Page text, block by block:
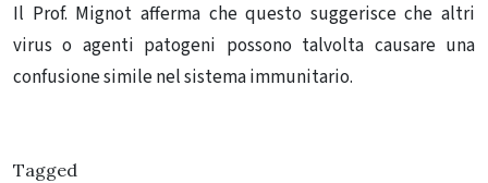
Il Prof. Mignot afferma che questo suggerisce che altri
virus o agenti patogeni possono talvolta causare una
confusione simile nel sistema immunitario.
Tagged